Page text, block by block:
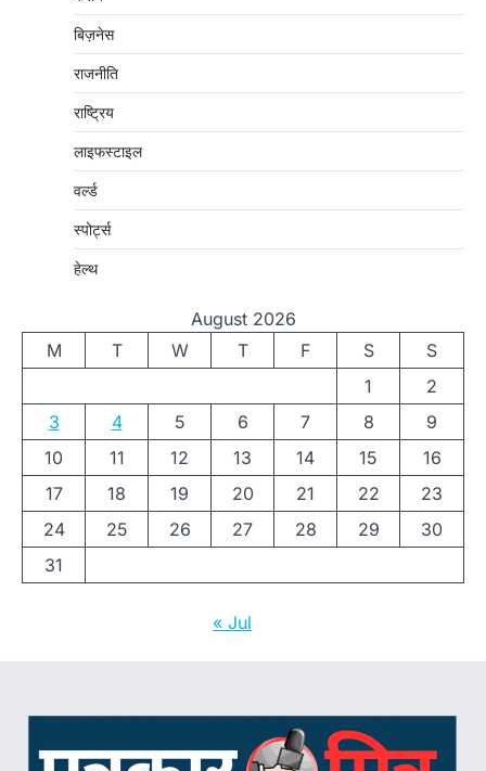
बिज़नेस
राजनीति
राष्ट्रिय
लाइफस्टाइल
वर्ल्ड
स्पोर्ट्स
हेल्थ
August 2026
M
T W T F S
S
1
2
3
4 5 6 7 8
9
10
11 12 13 14 15
16
17
18 19 20 21 22
23
24
25 26 27 28 29
30
31
« Jul